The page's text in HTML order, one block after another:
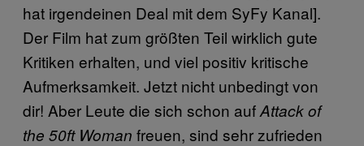
hat irgendeinen Deal mit dem SyFy Kanal].
Der Film hat zum größten Teil wirklich gute
Kritiken erhalten, und viel positiv kritische
Aufmerksamkeit. Jetzt nicht unbedingt von
dir! Aber Leute die sich schon aufAttack of
the 50ft Woman freuen, sind sehr zufrieden